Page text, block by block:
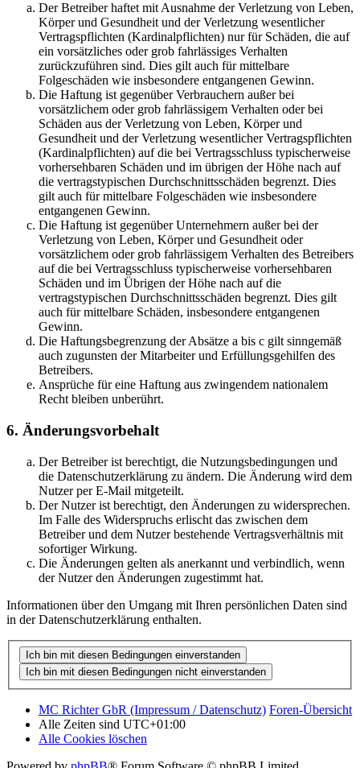
Der Betreiber haftet mit Ausnahme der Verletzung von Leben,
Körper und Gesundheit und der Verletzung wesentlicher
Vertragspflichten (Kardinalpflichten) nur für Schäden, die auf
ein vorsätzliches oder grob fahrlässiges Verhalten
zurückzuführen sind. Dies gilt auch für mittelbare
Folgeschäden wie insbesondere entgangenen Gewinn.
Die Haftung ist gegenüber Verbrauchern außer bei
vorsätzlichem oder grob fahrlässigem Verhalten oder bei
Schäden aus der Verletzung von Leben, Körper und
Gesundheit und der Verletzung wesentlicher Vertragspflichten
(Kardinalpflichten) auf die bei Vertragsschluss typischerweise
vorhersehbaren Schäden und im übrigen der Höhe nach auf
die vertragstypischen Durchschnittsschäden begrenzt. Dies
gilt auch für mittelbare Folgeschäden wie insbesondere
entgangenen Gewinn.
Die Haftung ist gegenüber Unternehmern außer bei der
Verletzung von Leben, Körper und Gesundheit oder
vorsätzlichem oder grob fahrlässigem Verhalten des Betreibers
auf die bei Vertragsschluss typischerweise vorhersehbaren
Schäden und im Übrigen der Höhe nach auf die
vertragstypischen Durchschnittsschäden begrenzt. Dies gilt
auch für mittelbare Schäden, insbesondere entgangenen
Gewinn.
Die Haftungsbegrenzung der Absätze a bis c gilt sinngemäß
auch zugunsten der Mitarbeiter und Erfüllungsgehilfen des
Betreibers.
Ansprüche für eine Haftung aus zwingendem nationalem
Recht bleiben unberührt.
6. Änderungsvorbehalt
Der Betreiber ist berechtigt, die Nutzungsbedingungen und
die Datenschutzerklärung zu ändern. Die Änderung wird dem
Nutzer per E-Mail mitgeteilt.
Der Nutzer ist berechtigt, den Änderungen zu widersprechen.
Im Falle des Widerspruchs erlischt das zwischen dem
Betreiber und dem Nutzer bestehende Vertragsverhältnis mit
sofortiger Wirkung.
Die Änderungen gelten als anerkannt und verbindlich, wenn
der Nutzer den Änderungen zugestimmt hat.
Informationen über den Umgang mit Ihren persönlichen Daten sind
in der Datenschutzerklärung enthalten.
MC Richter GbR (Impressum / Datenschutz) Foren-Übersicht
Alle Zeiten sind UTC+01:00
Alle Cookies löschen